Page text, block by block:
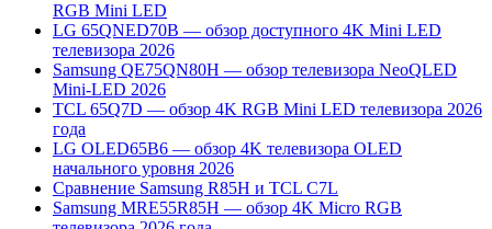
RGB Mini LED
LG 65QNED70B — обзор доступного 4K Mini LED
телевизора 2026
Samsung QE75QN80H — обзор телевизора NeoQLED
Mini-LED 2026
TCL 65Q7D — обзор 4K RGB Mini LED телевизора 2026
года
LG OLED65B6 — обзор 4K телевизора OLED
начального уровня 2026
Сравнение Samsung R85H и TCL C7L
Samsung MRE55R85H — обзор 4K Micro RGB